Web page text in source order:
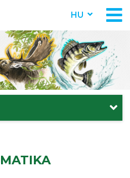
HU